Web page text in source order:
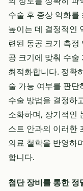
수술 후 증상 악화
높이는 데 결정적인
련된 동공 크기 측
공 크기에 맞춰 수
최적화합니다. 정확
술 가능 여부를 판
수술 방법을 결정하
소화하며, 장기적인
스트 안과의 이러한
의료 철학을 반영하
합니다.
첨단 장비를 통한 정